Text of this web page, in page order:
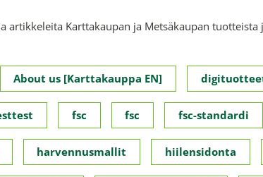
artikkeleita Karttakaupan ja Metsäkaupan tuotteista
About us [Karttakauppa EN]
fsc fsc fsc-standardi
harvennusmallit hiilensidonta